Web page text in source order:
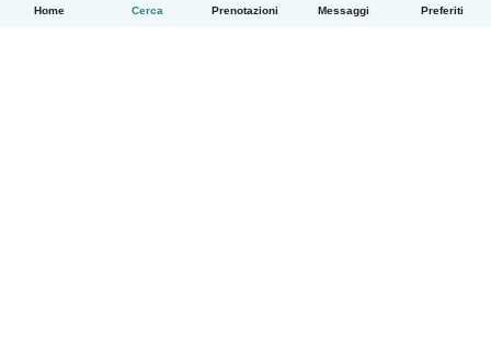
Home Cerca Prenotazioni Messaggi Preferiti